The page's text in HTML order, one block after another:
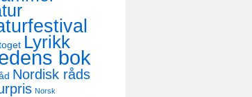
Lyrikk
bok
Nordisk råds
Norsk